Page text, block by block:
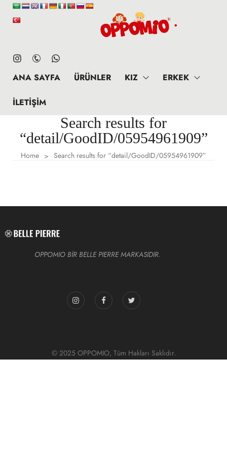
ANA SAYFA ÜRÜNLER KIZ ERKEK
İLETIŞIM
Search results for
“detail/GoodID/05954961909”
Home > Search results for “detail/GoodID/05954961909”
OPPOMIO BİR BELLE PIERRE MARKASIDIR.
© 2025 OPPOMIO, Tüm Hakları Saklıdır.